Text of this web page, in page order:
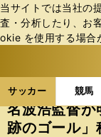
当サイトでは当社の
査・分析したり、お
okie を使⽤する場合
サッカー 競馬
ス
ポ
ル
サッカーの
名波浩監督が
跡のゴール